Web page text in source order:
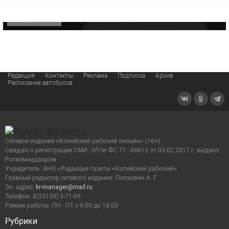
Редакция Контакты Реклама Подписка
Архив
Расписание автобусов
Рубрики
Сетевое издание «Копейский рабочий онлайн» (16+)
Cвид-во о регистрации СМИ: ЭЛ № ФС 77 - 68613 от 03.02.2017 г. выдано
Роскомнадзором
Учредитель: АНО «Редакция газеты «Копейский рабочий»
Главный редактор сетевого издания: Попкович А. Г.
Эл. адрес: kr-manager@mail.ru
Телефон: 8(35139) 3-71-09
Режим работы: ПН - ПТ с 9:00 до 18:00